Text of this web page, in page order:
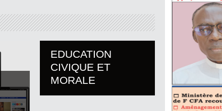
EDUCATION
CIVIQUE ET
MORALE